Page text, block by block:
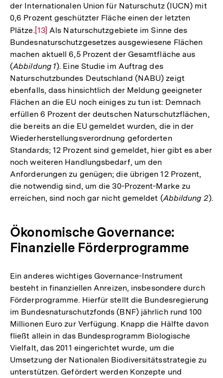
der Internationalen Union für Naturschutz (IUCN) mit
0,6 Prozent geschützter Fläche einen der letzten
Plätze.Zur
Auflösung
der
Fußnote
[13] Als Naturschutzgebiete im Sinne des
Bundesnaturschutzgesetzes ausgewiesene Flächen
machen aktuell 6,5 Prozent der Gesamtfläche aus
(Abbildung 1). Eine Studie im Auftrag des
Naturschutzbundes Deutschland (NABU) zeigt
ebenfalls, dass hinsichtlich der Meldung geeigneter
Flächen an die EU noch einiges zu tun ist: Demnach
erfüllen 6 Prozent der deutschen Naturschutzflächen,
die bereits an die EU gemeldet wurden, die in der
Wiederherstellungsverordnung geforderten
Standards; 12 Prozent sind gemeldet, hier gibt es aber
noch weiteren Handlungsbedarf, um den
Anforderungen zu genügen; die übrigen 12 Prozent,
die notwendig sind, um die 30-Prozent-Marke zu
erreichen, sind noch gar nicht gemeldet (Abbildung 2).
Ökonomische Governance:
Finanzielle Förderprogramme
Ein anderes wichtiges Governance-Instrument
besteht in finanziellen Anreizen, insbesondere durch
Förderprogramme. Hierfür stellt die Bundesregierung
im Bundesnaturschutzfonds (BNF) jährlich rund 100
Millionen Euro zur Verfügung. Knapp die Hälfte davon
fließt allein in das Bundesprogramm Biologische
Vielfalt, das 2011 eingerichtet wurde, um die
Umsetzung der Nationalen Biodiversitätsstrategie zu
unterstützen. Gefördert werden Konzepte und